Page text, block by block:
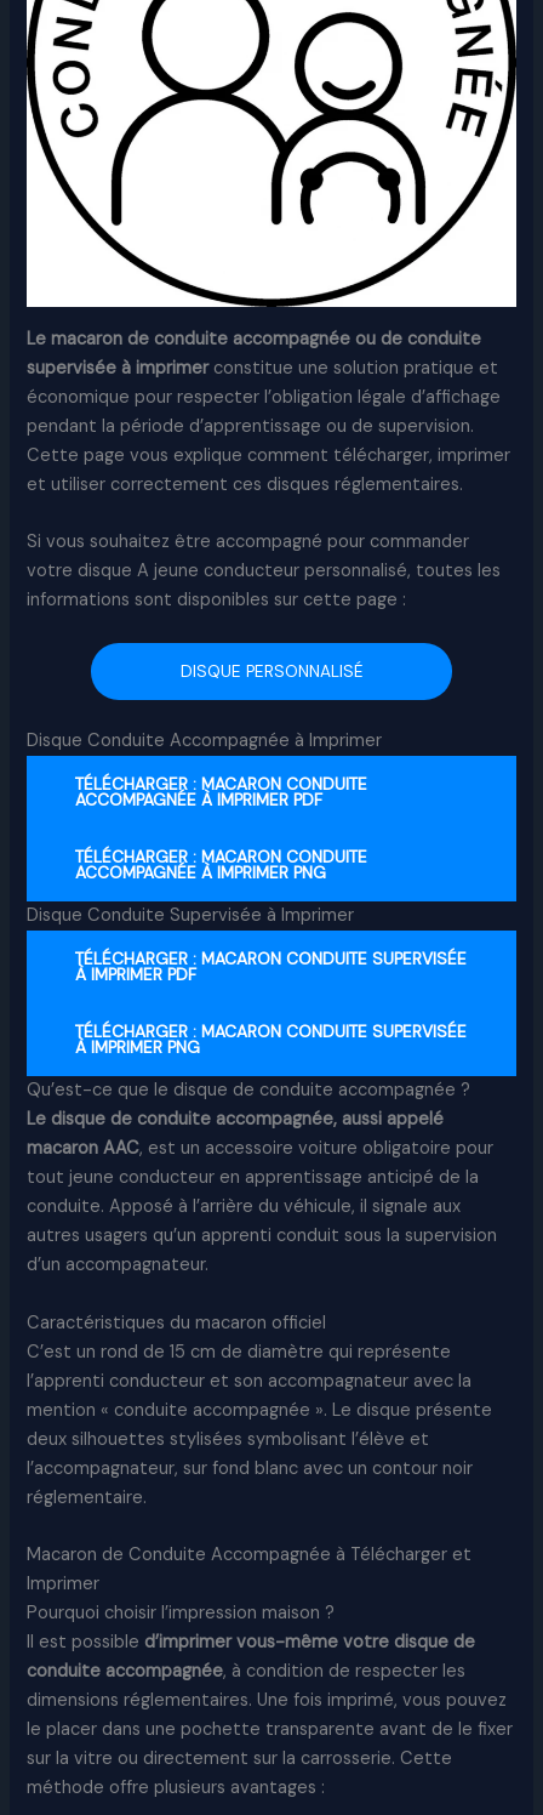
Le macaron de conduite accompagnée ou de conduite
supervisée à imprimerconstitue une solution pratique et
économique pour respecter l’obligation légale d’affichage
pendant la période d’apprentissage ou de supervision.
Cette page vous explique comment télécharger, imprimer
et utiliser correctement ces disques réglementaires.
Si vous souhaitez être accompagné pour commander
votre disque A jeune conducteur personnalisé, toutes les
informations sont disponibles sur cette page :
DISQUE PERSONNALISÉ
Disque Conduite Accompagnée à Imprimer
TÉLÉCHARGER : MACARON CONDUITE
ACCOMPAGNÉE À IMPRIMER PDF
TÉLÉCHARGER : MACARON CONDUITE
ACCOMPAGNÉE À IMPRIMER PNG
Disque Conduite Supervisée à Imprimer
TÉLÉCHARGER : MACARON CONDUITE SUPERVISÉE
À IMPRIMER PDF
TÉLÉCHARGER : MACARON CONDUITE SUPERVISÉE
À IMPRIMER PNG
Qu’est-ce que le disque de conduite accompagnée ?
Le disque de conduite accompagnée, aussi appelé
macaron AAC, est un accessoire voiture obligatoire pour
tout jeune conducteur en apprentissage anticipé de la
conduite. Apposé à l’arrière du véhicule, il signale aux
autres usagers qu’un apprenti conduit sous la supervision
d’un accompagnateur.
Caractéristiques du macaron officiel
C’est un rond de 15 cm de diamètre qui représente
l’apprenti conducteur et son accompagnateur avec la
mention « conduite accompagnée ». Le disque présente
deux silhouettes stylisées symbolisant l’élève et
l’accompagnateur, sur fond blanc avec un contour noir
réglementaire.
Macaron de Conduite Accompagnée à Télécharger et
Imprimer
Pourquoi choisir l’impression maison ?
Il est possible d’imprimer vous-même votre disque de
conduite accompagnée, à condition de respecter les
dimensions réglementaires. Une fois imprimé, vous pouvez
le placer dans une pochette transparente avant de le fixer
sur la vitre ou directement sur la carrosserie. Cette
méthode offre plusieurs avantages :